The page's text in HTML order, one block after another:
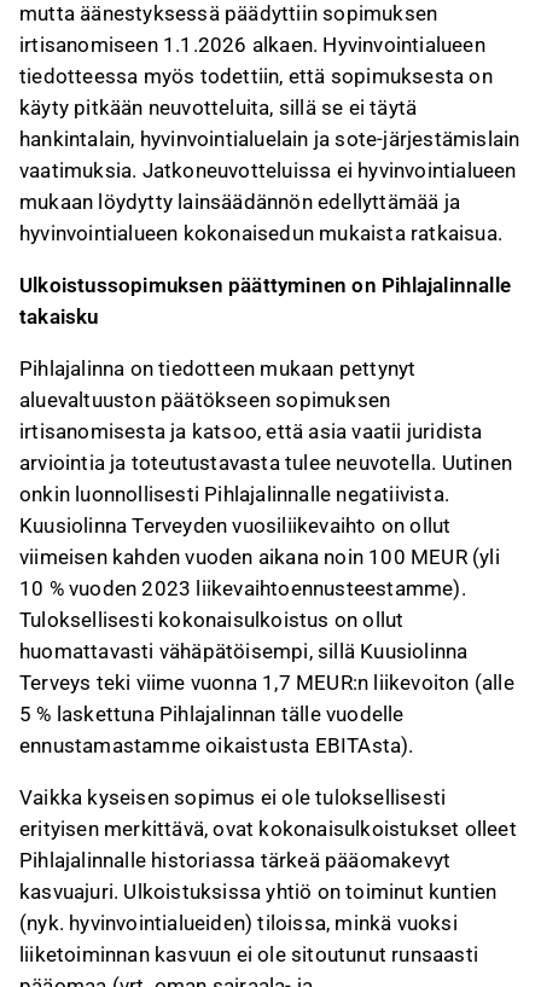
mutta äänestyksessä päädyttiin sopimuksen
irtisanomiseen 1.1.2026 alkaen. Hyvinvointialueen
tiedotteessa myös todettiin, että sopimuksesta on
käyty pitkään neuvotteluita, sillä se ei täytä
hankintalain, hyvinvointialuelain ja sote-järjestämislain
vaatimuksia. Jatkoneuvotteluissa ei hyvinvointialueen
mukaan löydytty lainsäädännön edellyttämää ja
hyvinvointialueen kokonaisedun mukaista ratkaisua.
Ulkoistussopimuksen päättyminen on Pihlajalinnalle
takaisku
Pihlajalinna on tiedotteen mukaan pettynyt
aluevaltuuston päätökseen sopimuksen
irtisanomisesta ja katsoo, että asia vaatii juridista
arviointia ja toteutustavasta tulee neuvotella. Uutinen
onkin luonnollisesti Pihlajalinnalle negatiivista.
Kuusiolinna Terveyden vuosiliikevaihto on ollut
viimeisen kahden vuoden aikana noin 100 MEUR (yli
10 % vuoden 2023 liikevaihtoennusteestamme).
Tuloksellisesti kokonaisulkoistus on ollut
huomattavasti vähäpätöisempi, sillä Kuusiolinna
Terveys teki viime vuonna 1,7 MEUR:n liikevoiton (alle
5 % laskettuna Pihlajalinnan tälle vuodelle
ennustamastamme oikaistusta EBITAsta).
Vaikka kyseisen sopimus ei ole tuloksellisesti
erityisen merkittävä, ovat kokonaisulkoistukset olleet
Pihlajalinnalle historiassa tärkeä pääomakevyt
kasvuajuri. Ulkoistuksissa yhtiö on toiminut kuntien
(nyk. hyvinvointialueiden) tiloissa, minkä vuoksi
liiketoiminnan kasvuun ei ole sitoutunut runsaasti